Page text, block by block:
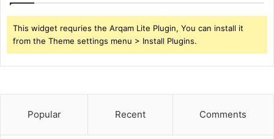
This widget requries the Arqam Lite Plugin, You can install it
from the Theme settings menu > Install Plugins.
Popular Recent Comments